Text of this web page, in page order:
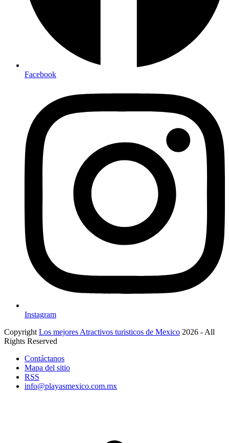
Facebook
Instagram
Copyright Los mejores Atractivos turisticos de Mexico 2026 - All
Rights Reserved
Contáctanos
Mapa del sitio
RSS
info@playasmexico.com.mx